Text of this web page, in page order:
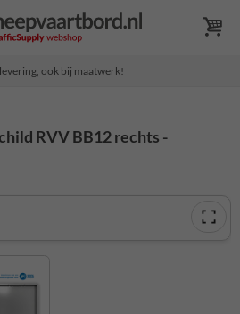
ook bij maatwerk!
RVV BB12 rechts -